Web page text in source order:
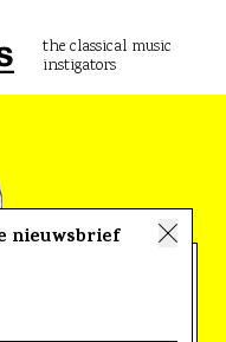
the classical music
instigators
Vriend!
nieuwsbrief